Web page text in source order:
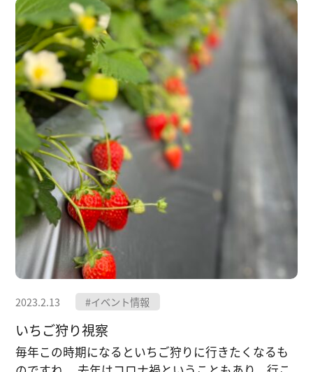
2023.2.13 #イベント情報
いちご狩り視察
毎年この時期になるといちご狩りに行きたくなるも